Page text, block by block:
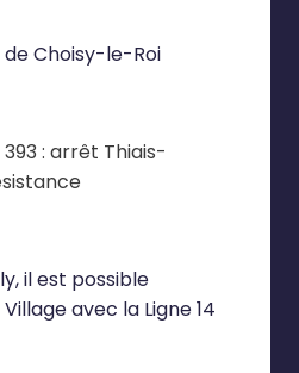
de Choisy-le-Roi
: arrêt Thiais-
il est possible
avec la Ligne 14